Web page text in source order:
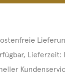
Lieferzeit: